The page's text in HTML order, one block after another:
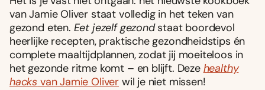
van Jamie Oliver staat volledig in het teken van
gezond eten. Eet jezelf gezondstaat boordevol
heerlijke recepten, praktische gezondheidstips én
complete maaltijdplannen, zodat jij moeiteloos in
het gezonde ritme komt – en blijft. Deze healthy
hacks van Jamie Oliver wil je niet missen!